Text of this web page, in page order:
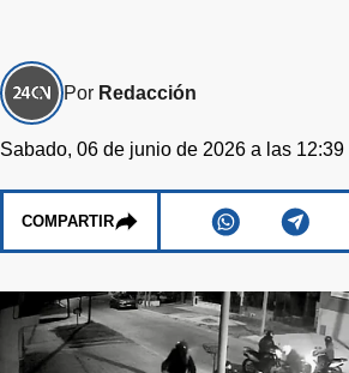
Por Redacción
Sabado, 06 de junio de 2026 a las 12:39
COMPARTIR